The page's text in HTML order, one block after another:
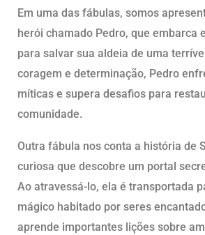
Em uma das fábulas, somos
herói chamado Pedro, que embarca
para salvar sua aldeia de uma
coragem e determinação, Pedro
míticas e supera desafios para
comunidade.
Outra fábula nos conta a história de
curiosa que descobre um portal
Ao atravessá-lo, ela é transportada
mágico habitado por seres
aprende importantes lições sobre